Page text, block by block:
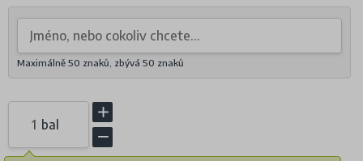
Maximálně 50 znaků, zbývá 50 znaků
bal